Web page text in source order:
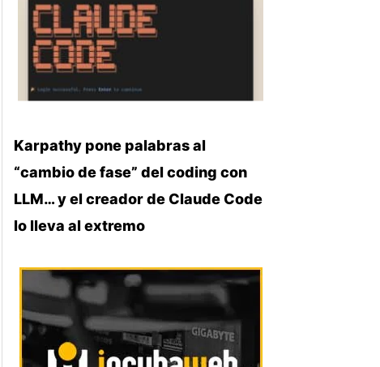
Karpathy pone palabras al
“cambio de fase” del coding con
LLM… y el creador de Claude Code
lo lleva al extremo